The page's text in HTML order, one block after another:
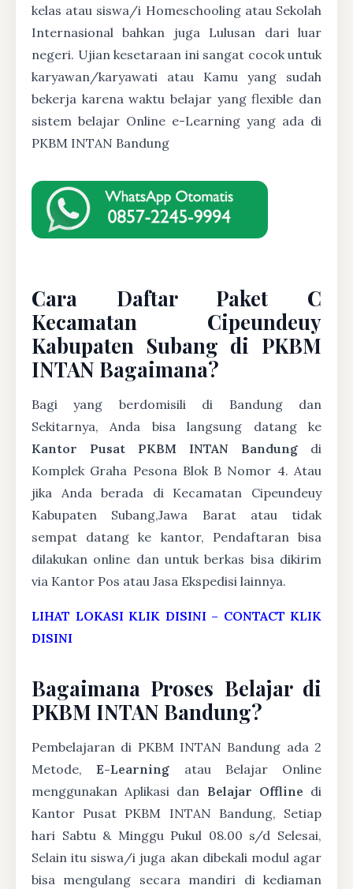
kelas atau siswa/i Homeschooling atau Sekolah
Internasional bahkan juga Lulusan dari luar
negeri. Ujian kesetaraan ini sangat cocok untuk
karyawan/karyawati atau Kamu yang sudah
bekerja karena waktu belajar yang flexible dan
sistem belajar Online e-Learning yang ada di
PKBM INTAN Bandung
Cara Daftar Paket C
Kecamatan Cipeundeuy
Kabupaten Subang di PKBM
INTAN Bagaimana?
Bagi yang berdomisili di Bandung dan
Sekitarnya, Anda bisa langsung datang ke
Kantor Pusat PKBM INTAN Bandung di
Komplek Graha Pesona Blok B Nomor 4. Atau
jika Anda berada di Kecamatan Cipeundeuy
Kabupaten Subang,Jawa Barat atau tidak
sempat datang ke kantor, Pendaftaran bisa
dilakukan online dan untuk berkas bisa dikirim
via Kantor Pos atau Jasa Ekspedisi lainnya.
LIHAT LOKASI KLIK DISINI – CONTACT KLIK
DISINI
Bagaimana Proses Belajar di
PKBM INTAN Bandung?
Pembelajaran di PKBM INTAN Bandung ada 2
Metode,E-Learning atau Belajar Online
menggunakan Aplikasi dan Belajar Offline di
Kantor Pusat PKBM INTAN Bandung, Setiap
hari Sabtu & Minggu Pukul 08.00 s/d Selesai,
Selain itu siswa/i juga akan dibekali modul agar
bisa mengulang secara mandiri di kediaman